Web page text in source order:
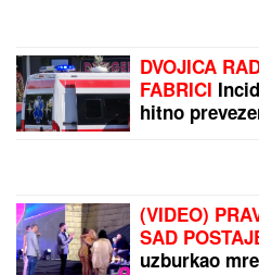
DVOJICA
FABRICI
hitno
(VIDEO)
SAD
uzburkao